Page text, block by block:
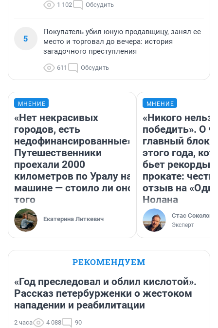
1 102 Обсудить
5
Покупатель убил юную продавщицу, занял ее
место и торговал до вечера: история
загадочного преступления
611 Обсудить
МНЕНИЕ
«Нет некрасивых
городов, есть
недофинансированные».
Путешественники
проехали 2000
километров по Уралу на
машине — стоило ли оно
того
Екатерина Литкевич
МНЕНИЕ
«Никого нельзя
победить». О
главный
этого года,
бьет рекорды в
прокате:
отзыв на
Нолана
Стас Соколов
Эксперт
РЕКОМЕНДУЕМ
«Год преследовал и облил кислотой».
Рассказ петербурженки о жестоком
нападении и реабилитации
2 часа 4 088 90